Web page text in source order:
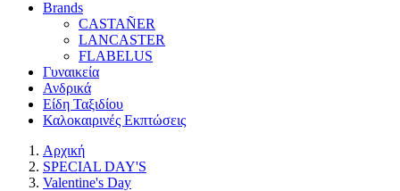
Brands
CASTAÑER
LANCASTER
FLABELUS
Γυναικεία
Ανδρικά
Είδη Ταξιδίου
Καλοκαιρινές Εκπτώσεις
Αρχική
SPECIAL DAY'S
Valentine's Day